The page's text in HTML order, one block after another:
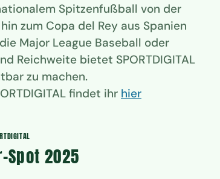
Spitzenfußball von der
zum Copa del Rey aus Spanien
Major League Baseball oder
Reichweite bietet SPORTDIGITAL
zu machen.
findet ihr hier
Spot 2025